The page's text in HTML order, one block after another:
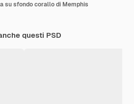
su sfondo corallo di Memphis
questi PSD